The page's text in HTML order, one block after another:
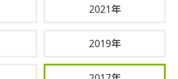
2021年
2019年